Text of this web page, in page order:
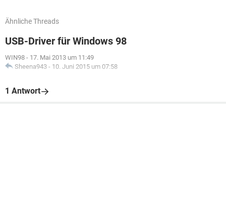
Ähnliche Threads
USB-Driver für Windows 98
WIN98 - 17. Mai 2013 um 11:49
Sheena943 - 10. Juni 2015 um 07:58
1 Antwort